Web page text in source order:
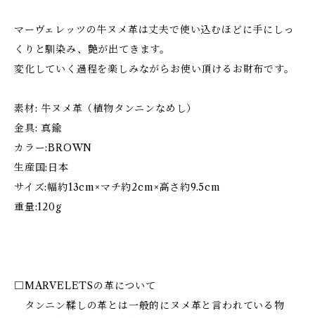
マーヴェレッツの牛ヌメ革は丈夫で使い込むほどに手にしっ
くりと馴染み、艶が出てきます。
変化していく過程を楽しみながらお使い頂けるお財布です。
素材: 牛ヌメ革（植物タンニンなめし）
金具: 真鍮
カラー:BROWN
生産国:日本
サイズ:幅約13cm×マチ約2cm×高さ約9.5cm
重量:120g
□MARVELETSの革について
タンニン鞣しの革とは一般的にヌメ革と言われている物